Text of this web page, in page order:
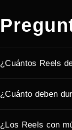
¿Cuántos Reels
¿Cuánto deben
¿Los Reels con